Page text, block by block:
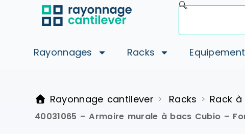
Rayonnages Racks
Rayonnage cantilever > Racks > Rack
40031065 – Armoire murale à bacs Cubio –